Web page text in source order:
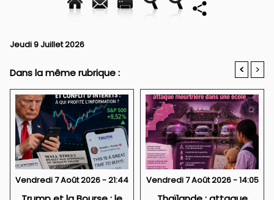
Jeudi 9 Juillet 2026
Dans la même rubrique : < >
Vendredi 7 Août 2026 - 21:44 Vendredi 7 Août 2026 - 14:05